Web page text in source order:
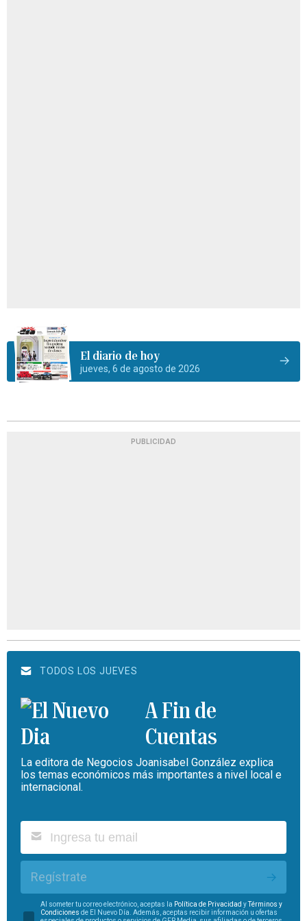
El diario de hoy
jueves, 6 de agosto de 2026
PUBLICIDAD
TODOS LOS JUEVES
A Fin de
Cuentas
La editora de Negocios Joanisabel González explica
los temas económicos más importantes a nivel local e
internacional.
Regístrate
Al someter tu correo electrónico, aceptas la Política de Privacidad yTérminos y
Condiciones de El Nuevo Día. Además, aceptas recibir información u ofertas